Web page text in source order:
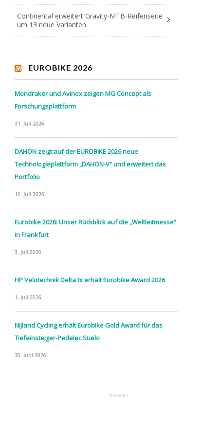
Continental erweitert Gravity-MTB-Reifenserie
um 13 neue Varianten
EUROBIKE 2026
Mondraker und Avinox zeigen MG Concept als
Forschungsplattform
31. Juli 2026
DAHON zeigt auf der EUROBIKE 2026 neue
Technologieplattform „DAHON-V“ und erweitert das
Portfolio
15. Juli 2026
Eurobike 2026: Unser Rückblick auf die „Weltleitmesse“
in Frankfurt
3. Juli 2026
HP Velotechnik Delta tx erhält Eurobike Award 2026
1. Juli 2026
Nijland Cycling erhält Eurobike Gold Award für das
Tiefeinsteiger-Pedelec Suelo
30. Juni 2026